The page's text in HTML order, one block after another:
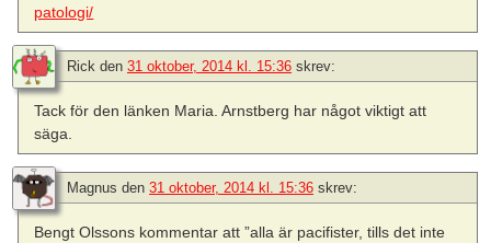
patologi/
Rick den 31 oktober, 2014 kl. 15:36 skrev:
Tack för den länken Maria. Arnstberg har något viktigt att
säga.
Magnus den 31 oktober, 2014 kl. 15:36 skrev:
Bengt Olssons kommentar att ”alla är pacifister, tills det inte